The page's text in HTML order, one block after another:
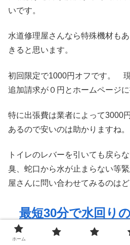
いです。
水道修理屋さんなら特殊機材も
きると思います。
初回限定で1000円オフです。 現
追加請求が０円とホームページに
特に出張費は業者によって3000
あるので安いのは助かりますね。
トイレのレバーを引いても戻ら
臭、蛇口から水が止まらない等
屋さんに問い合わせてみるのはど
最短30分で水回り
解
ホーム